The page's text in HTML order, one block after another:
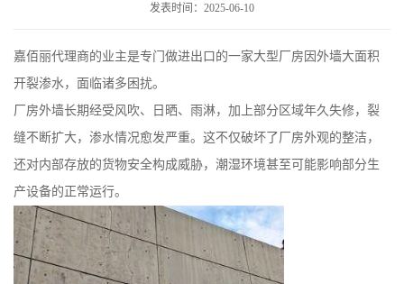
发表时间：2025-06-10
嘉佰丽代理商的业主是专门做进出口的一家大型厂房因外墙大面积
开裂渗水，面临诸多困扰。
厂房外墙长期经受风吹、日晒、雨淋，加上部分区域年久失修，裂
缝不断扩大，渗水情况愈发严重。这不仅破坏了厂房外观的整洁，
还对内部存放的货物安全构成威胁，潮湿环境甚至可能影响部分生
产设备的正常运行。